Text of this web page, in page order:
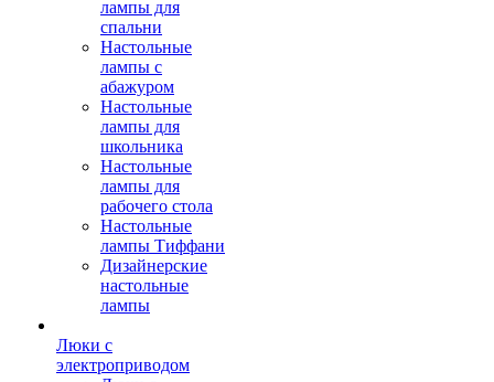
лампы для
спальни
Настольные
лампы с
абажуром
Настольные
лампы для
школьника
Настольные
лампы для
рабочего стола
Настольные
лампы Тиффани
Дизайнерские
настольные
лампы
Люки с
электроприводом